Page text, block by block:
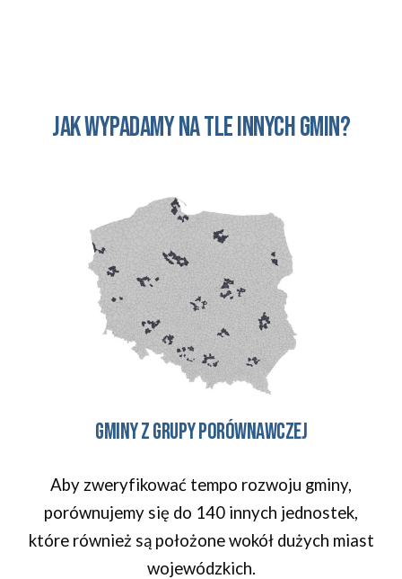
Jak wypadamy na tle innych gmin?
Gminy z grupy porównawczej
Aby zweryfikować tempo rozwoju gminy,
porównujemy się do 140 innych jednostek,
które również są położone wokół dużych miast
wojewódzkich.